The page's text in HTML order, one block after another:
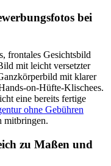
bei
frontales Gesichtsbild
mit leicht versetzter
mit klarer
on-Hüfte-Klischees.
eine bereits fertige
ohne Gebühren
mitbringen.
zu Maßen und